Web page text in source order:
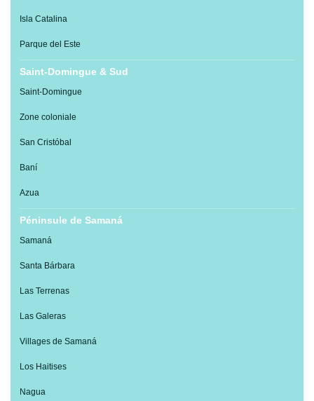
Isla Catalina
Parque del Este
Saint-Domingue & Sud
Saint-Domingue
Zone coloniale
San Cristóbal
Baní
Azua
Péninsule de Samaná
Samaná
Santa Bárbara
Las Terrenas
Las Galeras
Villages de Samaná
Los Haitises
Nagua